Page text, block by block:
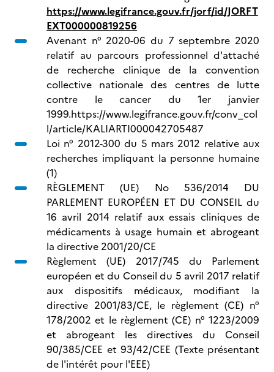
https://www.legifrance.gouv.fr/jorf/id/JORFT
EXT000000819256
Avenant n° 2020-06 du 7 septembre 2020
relatif au parcours professionnel d'attaché
de recherche clinique de la convention
collective nationale des centres de lutte
contre le cancer du 1er janvier
1999.https://www.legifrance.gouv.fr/conv_col
l/article/KALIARTI000042705487
Loi n° 2012-300 du 5 mars 2012 relative aux
recherches impliquant la personne humaine
(1)
RÈGLEMENT (UE) No 536/2014 DU
PARLEMENT EUROPÉEN ET DU CONSEIL du
16 avril 2014 relatif aux essais cliniques de
médicaments à usage humain et abrogeant
la directive 2001/20/CE
Règlement (UE) 2017/745 du Parlement
européen et du Conseil du 5 avril 2017 relatif
aux dispositifs médicaux, modifiant la
directive 2001/83/CE, le règlement (CE) n°
178/2002 et le règlement (CE) n° 1223/2009
et abrogeant les directives du Conseil
90/385/CEE et 93/42/CEE (Texte présentant
de l'intérêt pour l'EEE)